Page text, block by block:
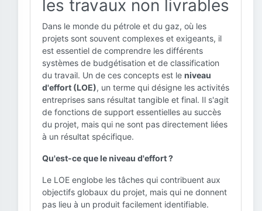
les travaux non livrables
Dans le monde du pétrole et du gaz, où les
projets sont souvent complexes et exigeants, il
est essentiel de comprendre les différents
systèmes de budgétisation et de classification
du travail. Un de ces concepts est le niveau
d'effort (LOE), un terme qui désigne les activités
entreprises sans résultat tangible et final. Il s'agit
de fonctions de support essentielles au succès
du projet, mais qui ne sont pas directement liées
à un résultat spécifique.
Qu'est-ce que le niveau d'effort ?
Le LOE englobe les tâches qui contribuent aux
objectifs globaux du projet, mais qui ne donnent
pas lieu à un produit facilement identifiable.